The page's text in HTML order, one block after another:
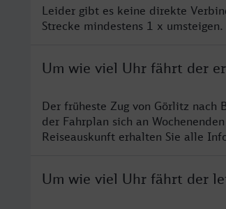
Leider gibt es keine direkte
Strecke mindestens 1 x umsteigen.
Um wie viel Uhr fährt der
Der früheste Zug von Görlitz
der Fahrplan sich an
Reiseauskunft erhalten Sie alle
Um wie viel Uhr fährt der